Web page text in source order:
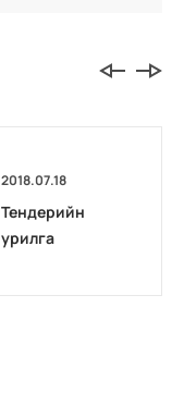
2018.07.18
Тендерийн
урилга